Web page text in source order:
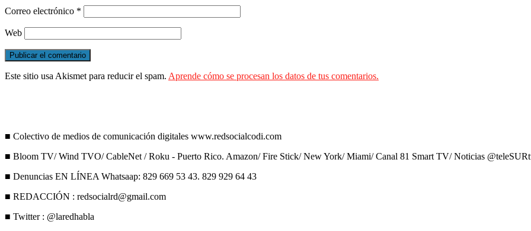
Correo electrónico *
Web
Este sitio usa Akismet para reducir el spam. Aprende cómo se procesan los datos de tus comentarios.
■ Colectivo de medios de comunicación digitales www.redsocialcodi.com
■ Bloom TV/ Wind TVO/ CableNet / Roku - Puerto Rico. Amazon/ Fire Stick/ New York/ Miami/ Canal 81 Smart TV/ Noticias
■ Denuncias EN LÍNEA Whatsaap: 829 669 53 43. 829 929 64 43
■ REDACCIÓN : redsocialrd@gmail.com
■ Twitter : @laredhabla